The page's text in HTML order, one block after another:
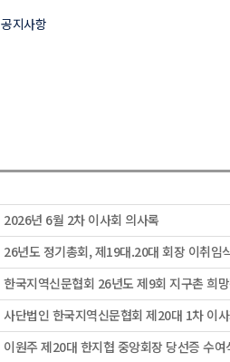
공지사항
2026년 6월 2차 이사회 의사록
26년도 정기총회, 제19대.20대 회장 이취임
한국지역신문협회 26년도 제9회 지구촌 희
사단법인 한국지역신문협회 제20대 1차 이
이원주 제20대 한지협 중앙회장 당선증 수여